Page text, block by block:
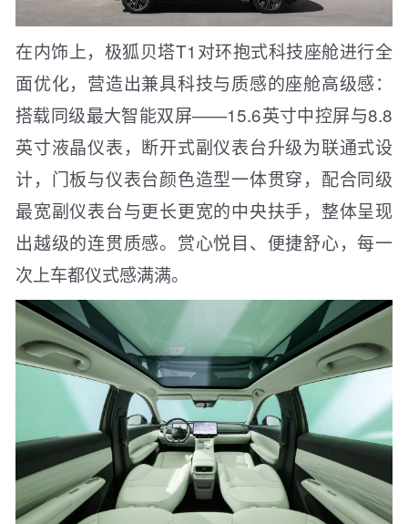
在内饰上，极狐贝塔T1对环抱式科技座舱进行全
面优化，营造出兼具科技与质感的座舱高级感：
搭载同级最大智能双屏——15.6英寸中控屏与8.8
英寸液晶仪表，断开式副仪表台升级为联通式设
计，门板与仪表台颜色造型一体贯穿，配合同级
最宽副仪表台与更长更宽的中央扶手，整体呈现
出越级的连贯质感。赏心悦目、便捷舒心，每一
次上车都仪式感满满。